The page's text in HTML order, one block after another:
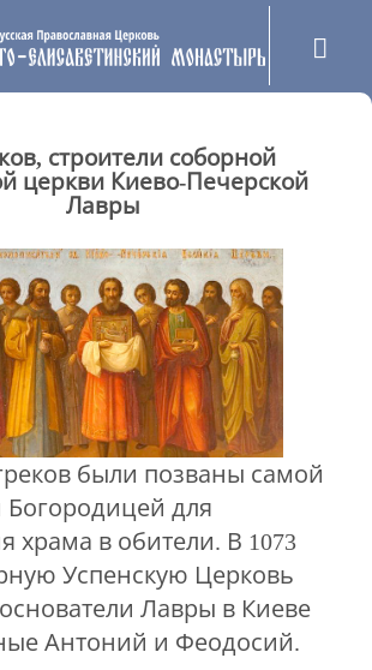
строители соборной
церкви Киево-Печерской
Лавры
были позваны самой
Богородицей для
храма в обители. В 1073
Успенскую Церковь
Лавры в Киеве
Антоний и Феодосий.